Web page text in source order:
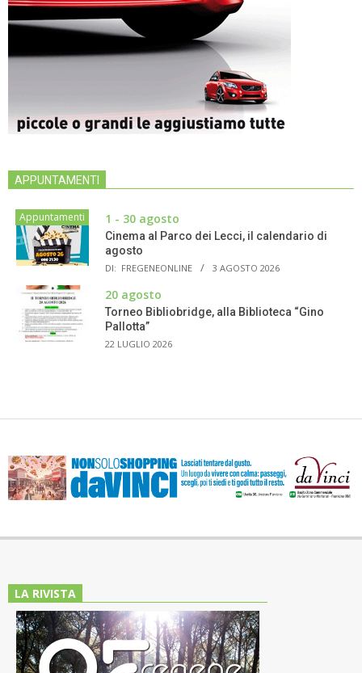
APPUNTAMENTI
Appuntamenti 1 - 30 agosto
Cinema al Parco dei Lecci, il calendario di
agosto
DI: FREGENEONLINE 3 AGOSTO 2026
20 agosto
Torneo Bibliobridge, alla Biblioteca “Gino
Pallotta”
22 LUGLIO 2026
LA RIVISTA